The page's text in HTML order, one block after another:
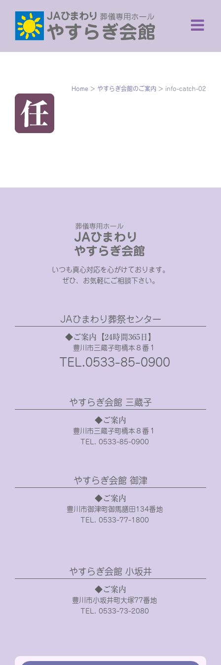
content
Home > やすらぎ会館のご案内 > info-catch-02
いつも真心対応を心がけております。
ぜひ、お気軽にご相談下さい。
JAひまわり葬祭センター
◆ご案内【24時間365日】
豊川市三蔵子町橋本８番１
TEL.0533-85-0900
やすらぎ会館 三蔵子
◆ご案内
豊川市三蔵子町橋本８番１
TEL. 0533-85-0900
やすらぎ会館 御津
◆ご案内
豊川市御津町御馬膳田134番地
TEL. 0533-77-1800
やすらぎ会館 小坂井
◆ご案内
豊川市小坂井町大塚77番地
TEL. 0533-73-2080